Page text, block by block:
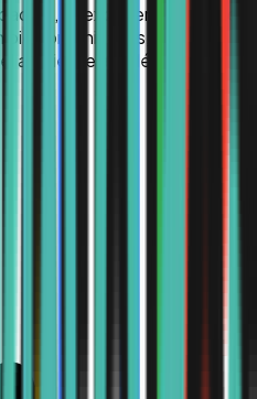
Uk, mi experiencia ha sido
organizadas, los
ambiente académico es